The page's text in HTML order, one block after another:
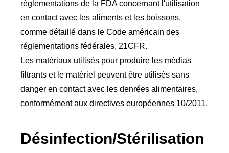
réglementations de la FDA concernant l'utilisation
en contact avec les aliments et les boissons,
comme détaillé dans le Code américain des
réglementations fédérales, 21CFR.
Les matériaux utilisés pour produire les médias
filtrants et le matériel peuvent être utilisés sans
danger en contact avec les denrées alimentaires,
conformément aux directives européennes 10/2011.
Désinfection/Stérilisation